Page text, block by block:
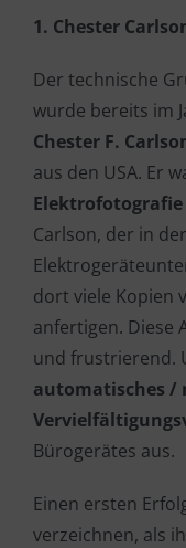
1. Chester
Der technische
wurde bereits im
Chester F.
aus den USA. Er
Carlson, der in
dort viele Kopien
anfertigen. Diese
und frustrierend.
automatisches /
Bürogerätes aus.
Einen ersten
verzeichnen, als